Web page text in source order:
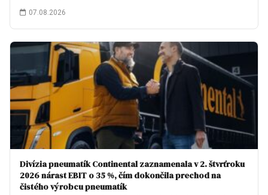
07.08.2026
Divízia pneumatík Continental zaznamenala v 2. štvrťroku
2026 nárast EBIT o 35 %, čím dokončila prechod na
čistého výrobcu pneumatík